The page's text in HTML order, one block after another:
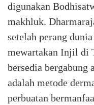
digunakan
makhluk.
setelah perang
mewartakan Injil di
bersedia bergabung
adalah metode
perbuatan